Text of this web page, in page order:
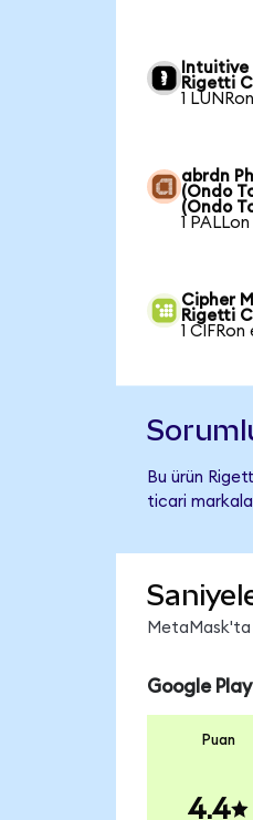
Intuitive
Rigetti
1
abrdn
(Ondo
(Ondo
1
Cipher
Rigetti
1
Bu ürün
ticari
MetaMask'ta
Google Play
Puan
4.4